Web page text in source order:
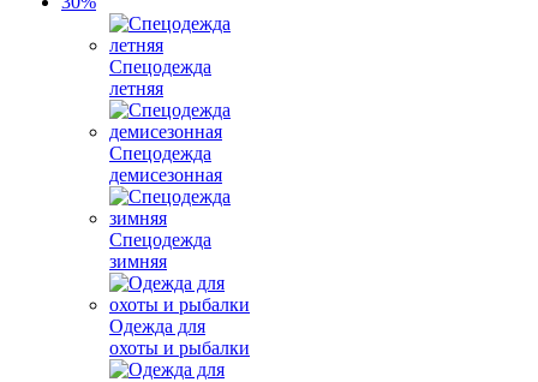
Спецодежда
летняя
Спецодежда
демисезонная
Спецодежда
зимняя
Одежда для
охоты и рыбалки